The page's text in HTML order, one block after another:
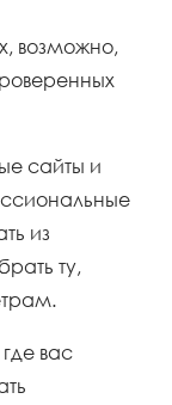
возможно,
сайты и
из
ту,
вас